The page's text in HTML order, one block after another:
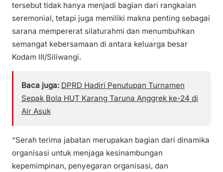
tersebut tidak hanya menjadi bagian dari rangkaian
seremonial, tetapi juga memiliki makna penting sebagai
sarana mempererat silaturahmi dan menumbuhkan
semangat kebersamaan di antara keluarga besar
Kodam III/Siliwangi.
Baca juga: DPRD Hadiri Penutupan Turnamen
Sepak Bola HUT Karang Taruna Anggrek ke-24 di
Air Asuk
“Serah terima jabatan merupakan bagian dari dinamika
organisasi untuk menjaga kesinambungan
kepemimpinan, penyegaran organisasi, dan